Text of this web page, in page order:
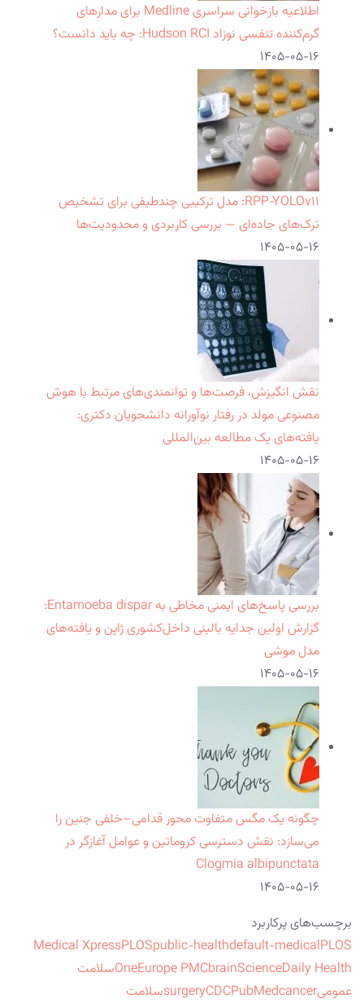
اطلاعیه بازخوانی سراسری Medline برای مدارهای
گرم‌کننده تنفسی نوزاد Hudson RCI: چه باید دانست؟
۱۴۰۵-۰۵-۱۶
RPP‑YOLOv۱۱: مدل ترکیبی چندطیفی برای تشخیص
ترک‌های جاده‌ای — بررسی کاربردی و محدودیت‌ها
۱۴۰۵-۰۵-۱۶
نقش انگیزش، فرصت‌ها و توانمندی‌های مرتبط با هوش
مصنوعی مولد در رفتار نوآورانه دانشجویان دکتری:
یافته‌های یک مطالعه بین‌المللی
۱۴۰۵-۰۵-۱۶
بررسی پاسخ‌های ایمنی مخاطی به Entamoeba dispar:
گزارش اولین جدایه بالینی داخل‌کشوری ژاپن و یافته‌های
مدل موشی
۱۴۰۵-۰۵-۱۶
چگونه یک مگس متفاوت محور قدامی–خلفی جنین را
می‌سازد: نقش دسترسی کروماتین و عوامل آغازگر در
Clogmia albipunctata
۱۴۰۵-۰۵-۱۶
برچسب‌های پرکاربرد
Medical XpressPLOSpublic-healthdefault-medicalPLOS
OneEurope PMCbrainScienceDaily Health
سلامت
عمومی
surgeryCDCPubMedcancer
سلامت